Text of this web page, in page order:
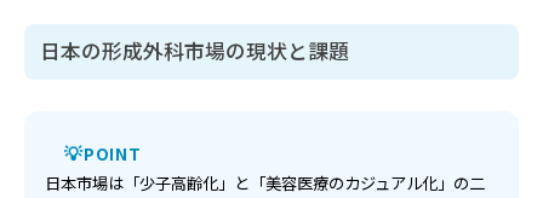
日本の形成外科市場の現状と課題
POINT
日本市場は「少子高齢化」と「美容医療のカジュアル化」の二